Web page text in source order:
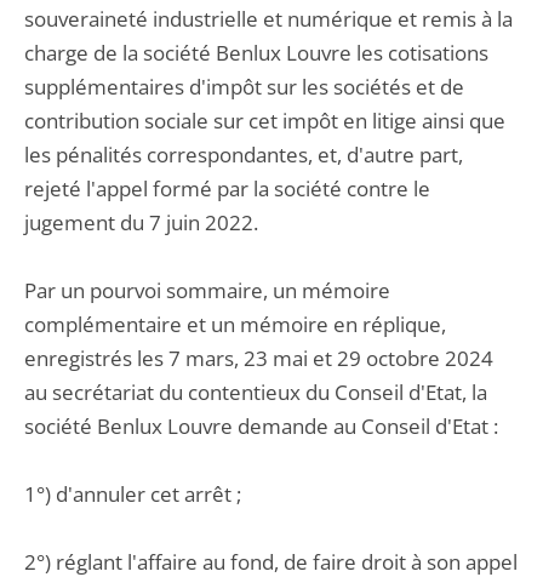
souveraineté industrielle et numérique et remis à la
charge de la société Benlux Louvre les cotisations
supplémentaires d'impôt sur les sociétés et de
contribution sociale sur cet impôt en litige ainsi que
les pénalités correspondantes, et, d'autre part,
rejeté l'appel formé par la société contre le
jugement du 7 juin 2022.
Par un pourvoi sommaire, un mémoire
complémentaire et un mémoire en réplique,
enregistrés les 7 mars, 23 mai et 29 octobre 2024
au secrétariat du contentieux du Conseil d'Etat, la
société Benlux Louvre demande au Conseil d'Etat :
1°) d'annuler cet arrêt ;
2°) réglant l'affaire au fond, de faire droit à son appel